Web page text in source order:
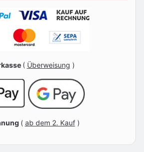
( Überweisung )
( ab dem 2. Kauf)